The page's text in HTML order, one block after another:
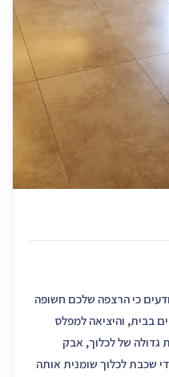
כי הרצפה שלכם חשופה
בבית, והיציאה למפלס
גדולה של לכלוך, אבק
שכבת לכלוך שומנית אותה